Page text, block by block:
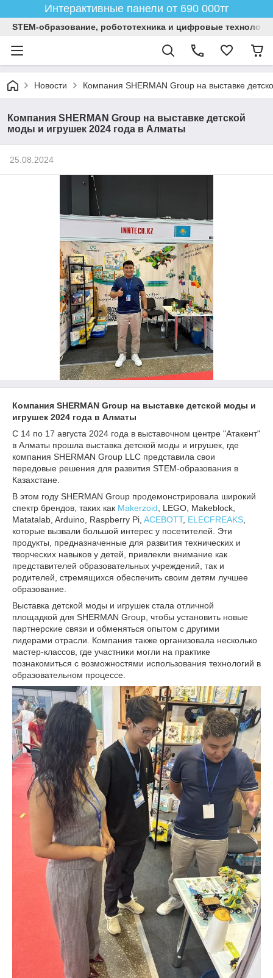
Интерактивные панели от 690 000тг
STEM-образование, робототехника и цифровые
Новости Компания SHERMAN Group на выставке
Компания SHERMAN Group на выставке детской
моды и игрушек 2024 года в Алматы
25.08.2024
Компания SHERMAN Group на выставке детской моды и
игрушек 2024 года в Алматы
С 14 по 17 августа 2024 года в выставочном центре "Атакент"
в Алматы прошла выставка детской моды и игрушек, где
компания SHERMAN Group LLC представила свои
передовые решения для развития STEM-образования в
Казахстане.
В этом году SHERMAN Group продемонстрировала широкий
спектр брендов, таких как Makerzoid , LEGO, Makeblock,
Matatalab, Arduino, Raspberry Pi, ACEBOTT, ELECFREAKS
которые вызвали большой интерес у посетителей. Эти
продукты, предназначенные для развития технических и
творческих навыков у детей, привлекли внимание как
представителей образовательных учреждений, так и
родителей, стремящихся обеспечить своим детям лучшее
образование.
Выставка детской моды и игрушек стала отличной
площадкой для SHERMAN Group, чтобы установить новые
партнерские связи и обменяться опытом с другими
лидерами отрасли. Компания также организовала несколько
мастер-классов, где участники могли на практике
познакомиться с возможностями использования технологий в
образовательном процессе.